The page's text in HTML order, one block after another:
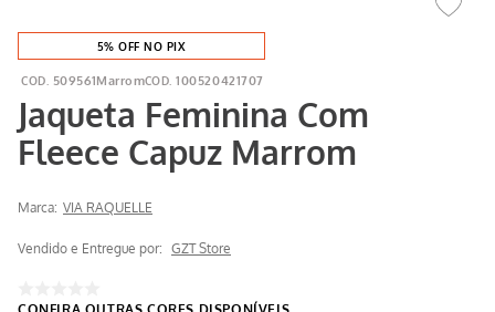
5% OFF NO PIX
509561Marrom 100520421707
Jaqueta Feminina Com
Fleece Capuz Marrom
Marca: VIA RAQUELLE
Vendido e Entregue por: GZT Store